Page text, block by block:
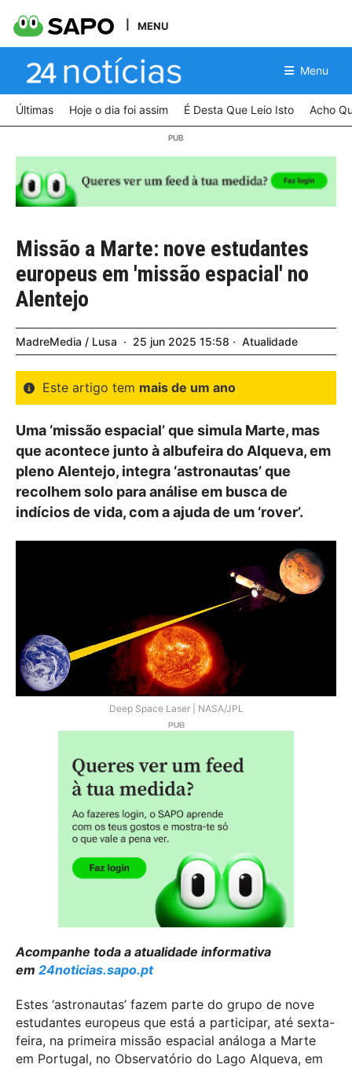
MENU
Menu
Últimas Hoje o dia foi assim É Desta Que Leio Isto Acho
Missão a Marte: nove estudantes
europeus em 'missão espacial' no
Alentejo
MadreMedia / Lusa 25 jun 2025 15:58 Atualidade
Este artigo tem mais de um ano
Uma ‘missão espacial’ que simula Marte, mas
que acontece junto à albufeira do Alqueva, em
pleno Alentejo, integra ‘astronautas’ que
recolhem solo para análise em busca de
indícios de vida, com a ajuda de um ‘rover’.
Deep Space Laser | NASA/JPL
Acompanhe toda a atualidade informativa
em 24noticias.sapo.pt
Estes ‘astronautas’ fazem parte do grupo de nove
estudantes europeus que está a participar, até sexta-
feira, na primeira missão espacial análoga a Marte
em Portugal, no Observatório do Lago Alqueva, em